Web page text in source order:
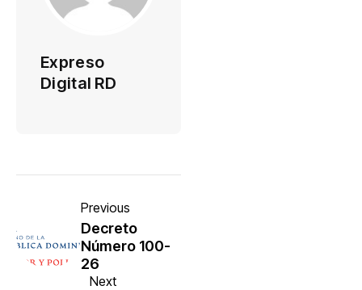
Expreso
Digital RD
Previous
Decreto
Número 100-
26
Next